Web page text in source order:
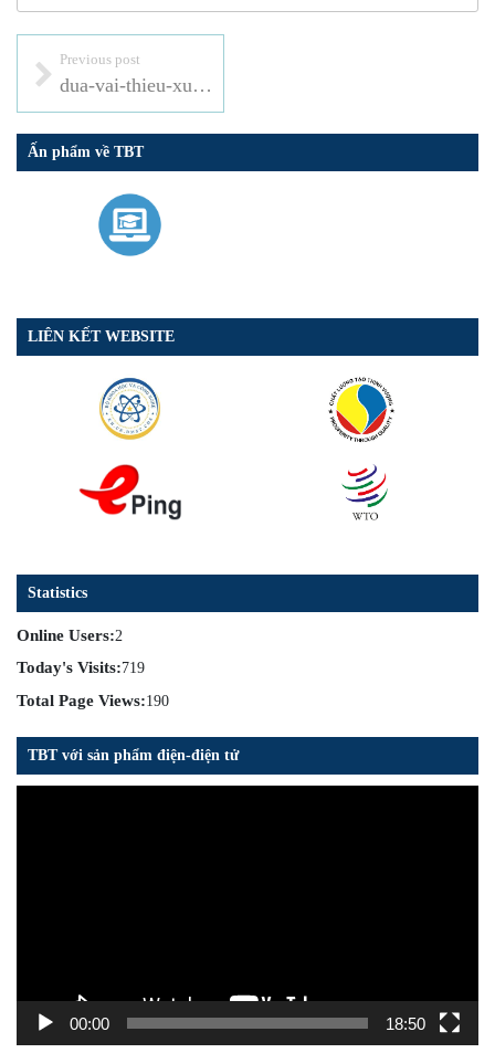
Previous post
dua-vai-thieu-xuat-my-nhat-va-hanh-trinh-doi-doi-cua-dan-luc-ngan
Ấn phẩm về TBT
LIÊN KẾT WEBSITE
Statistics
Online Users:2
Today's Visits:719
Total Page Views:190
TBT với sản phẩm điện-điện tử
00:00 18:50